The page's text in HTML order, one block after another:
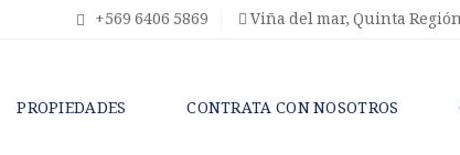
+569 6406 5869 Viña del mar, Quinta
PROPIEDADES CONTRATA CON NOSOTROS